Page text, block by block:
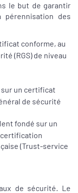
le but de garantir
des
conforme, au
(RGS) de niveau
un certificat
de sécurité
fondé sur un
(Trust-service
de sécurité. Le